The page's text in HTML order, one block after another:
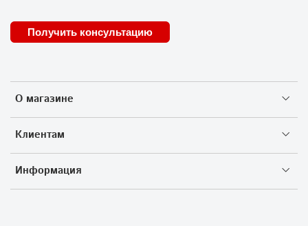
О магазине
Клиентам
Информация
Получить консультацию